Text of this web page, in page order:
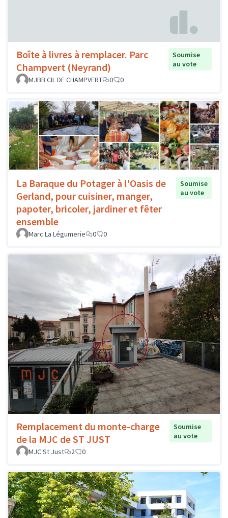
Boîte à livres à remplacer. Parc
Champvert (Neyrand)
Soumise
au vote
MJBB CIL DE CHAMPVERT
0 0
La Baraque du Potager à l'Oasis de
Gerland, pour cuisiner, manger,
papoter, bricoler, jardiner et fêter
ensemble
Soumise
au vote
Marc La Légumerie 0 0
Remplacement du monte-charge
de la MJC de ST JUST
Soumise
au vote
MJC St Just
2 0